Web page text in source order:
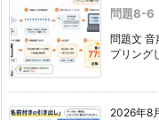
問題8-6
問題文 音
プリング
2026年8